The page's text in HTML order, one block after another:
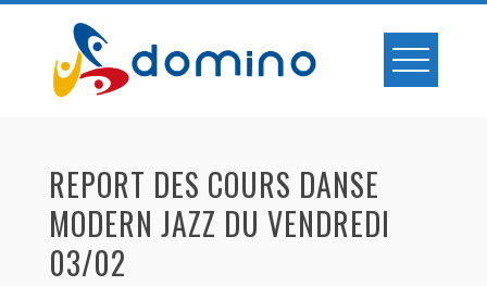
content
REPORT DES COURS DANSE
MODERN JAZZ DU VENDREDI
03/02